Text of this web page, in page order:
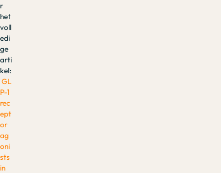
r
het
voll
edi
ge
arti
kel:
GL
P-1
rec
ept
or
ag
oni
sts
in